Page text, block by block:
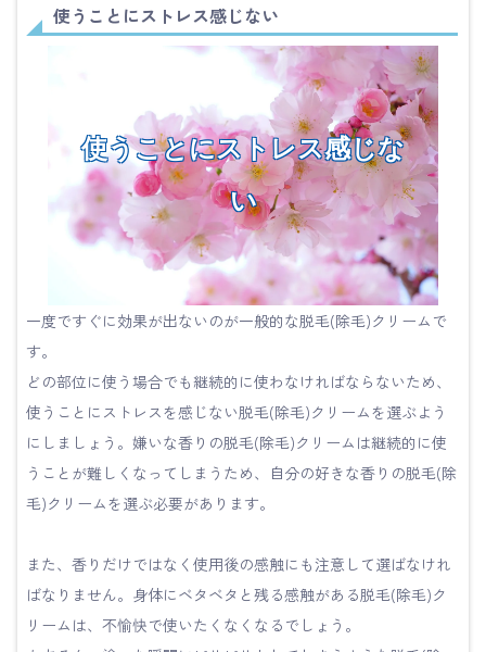
使うことにストレス感じない
使うことにストレス感じな
い
一度ですぐに効果が出ないのが一般的な脱毛(除毛)クリームで
す。
どの部位に使う場合でも継続的に使わなければならないため、
使うことにストレスを感じない脱毛(除毛)クリームを選ぶよう
にしましょう。嫌いな香りの脱毛(除毛)クリームは継続的に使
うことが難しくなってしまうため、自分の好きな香りの脱毛(除
毛)クリームを選ぶ必要があります。
また、香りだけではなく使用後の感触にも注意して選ばなけれ
ばなりません。身体にベタベタと残る感触がある脱毛(除毛)ク
リームは、不愉快で使いたくなくなるでしょう。